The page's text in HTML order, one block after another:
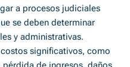
a procesos judiciales
se deben determinar
y administrativas.
significativos, como